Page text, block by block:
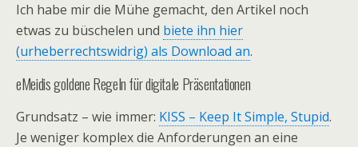
Ich habe mir die Mühe gemacht, den Artikel noch
etwas zu büschelen und biete ihn hier
(urheberrechtswidrig) als Download an.
eMeidis goldene Regeln für digitale Präsentationen
Grundsatz – wie immer: KISS – Keep It Simple, Stupid.
Je weniger komplex die Anforderungen an eine